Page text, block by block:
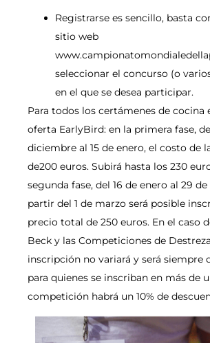
Registrarse es sencillo, basta
sitio web
seleccionar el concurso (o
en el que se desea participar.
Para todos los certámenes de cocina
oferta EarlyBird: en la primera fase,
diciembre al 15 de enero, el costo de
de200 euros. Subirá hasta los 230
segunda fase, del 16 de enero al 29
partir del 1 de marzo será posible
precio total de 250 euros. En el caso
Beck y las Competiciones de
inscripción no variará y será siempre
para quienes se inscriban en más de
competición habrá un 10% de